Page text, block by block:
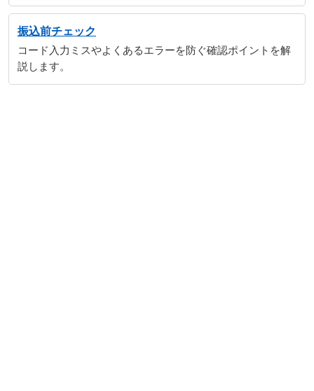
振込前チェック
コード入力ミスやよくあるエラーを防ぐ確認ポイントを解
説します。